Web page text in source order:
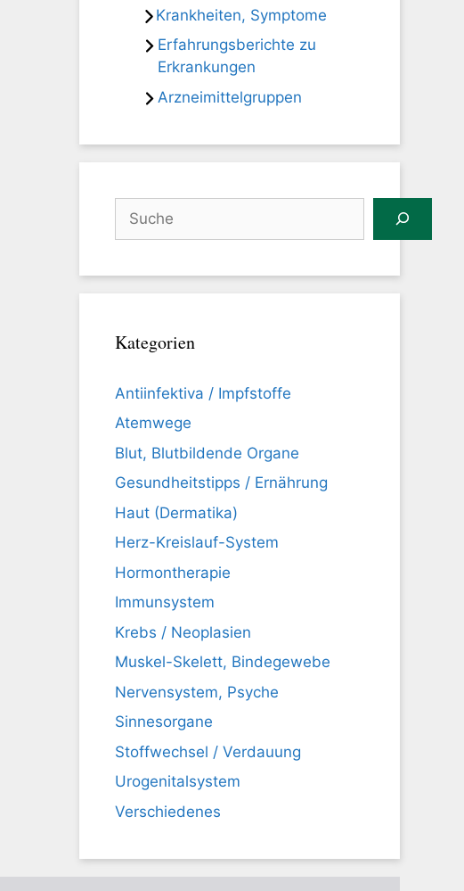
Krankheiten, Symptome
Erfahrungsberichte zu
Erkrankungen
Arzneimittelgruppen
Kategorien
Antiinfektiva / Impfstoffe
Atemwege
Blut, Blutbildende Organe
Gesundheitstipps / Ernährung
Haut (Dermatika)
Herz-Kreislauf-System
Hormontherapie
Immunsystem
Krebs / Neoplasien
Muskel-Skelett, Bindegewebe
Nervensystem, Psyche
Sinnesorgane
Stoffwechsel / Verdauung
Urogenitalsystem
Verschiedenes